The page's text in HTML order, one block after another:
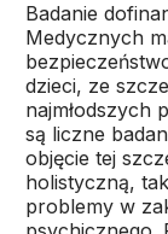
Badanie
Medycznych
dzieci, ze
najmłodszych
są liczne
objęcie tej
holistyczną,
problemy w